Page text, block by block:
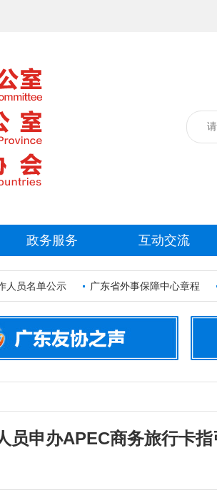
政务服务 互动交流
名单公示 广东省外事保障中心章程
员申办APEC商务旅行卡指